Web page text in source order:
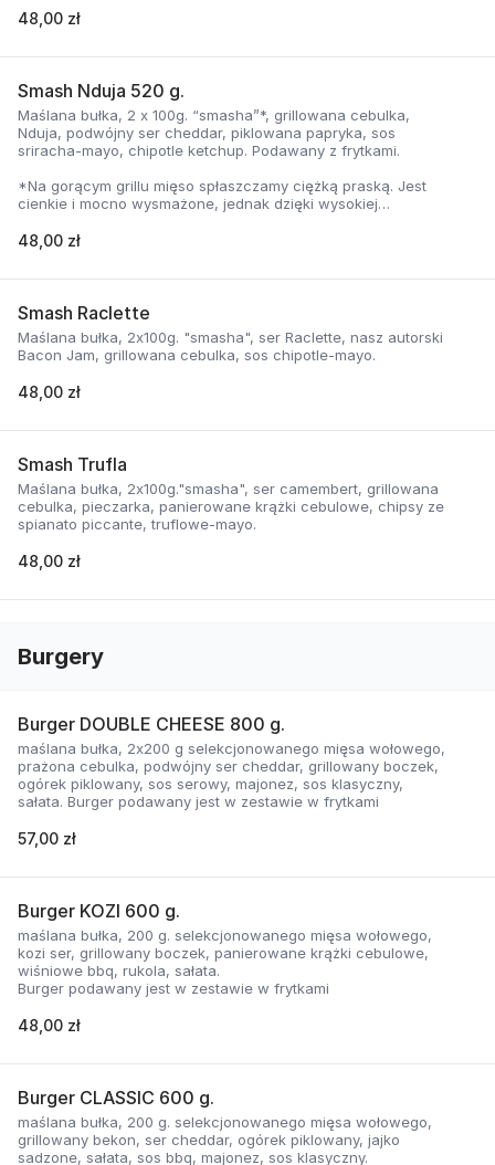
delikatną soczystość.
48,00 zł
Smash Nduja 520 g.
Maślana bułka, 2 x 100g. “smasha”*, grillowana cebulka,
Nduja, podwójny ser cheddar, piklowana papryka, sos
sriracha-mayo, chipotle ketchup. Podawany z frytkami.
*Na gorącym grillu mięso spłaszczamy ciężką praską. Jest
cienkie i mocno wysmażone, jednak dzięki wysokiej
delikatną soczystość.
48,00 zł
Smash Raclette
Maślana bułka, 2x100g. "smasha", ser Raclette, nasz autorski
Bacon Jam, grillowana cebulka, sos chipotle-mayo.
48,00 zł
Smash Trufla
Maślana bułka, 2x100g."smasha", ser camembert, grillowana
cebulka, pieczarka, panierowane krążki cebulowe, chipsy ze
spianato piccante, truflowe-mayo.
48,00 zł
Burgery
Burger DOUBLE CHEESE 800 g.
maślana bułka, 2x200 g selekcjonowanego mięsa wołowego,
prażona cebulka, podwójny ser cheddar, grillowany boczek,
ogórek piklowany, sos serowy, majonez, sos klasyczny,
sałata. Burger podawany jest w zestawie w frytkami
57,00 zł
Burger KOZI 600 g.
maślana bułka, 200 g. selekcjonowanego mięsa wołowego,
kozi ser, grillowany boczek, panierowane krążki cebulowe,
wiśniowe bbq, rukola, sałata.
Burger podawany jest w zestawie w frytkami
48,00 zł
Burger CLASSIC 600 g.
maślana bułka, 200 g. selekcjonowanego mięsa wołowego,
grillowany bekon, ser cheddar, ogórek piklowany, jajko
sadzone, sałata, sos bbq, majonez, sos klasyczny.